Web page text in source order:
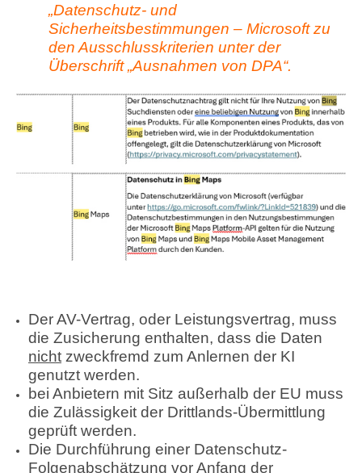
„Datenschutz- und
Sicherheitsbestimmungen – Microsoft zu
den Ausschlusskriterien unter der
Überschrift „Ausnahmen von DPA“.
Der AV-Vertrag, oder Leistungsvertrag, muss
die Zusicherung enthalten, dass die Daten
nicht zweckfremd zum Anlernen der KI
genutzt werden.
bei Anbietern mit Sitz außerhalb der EU muss
die Zulässigkeit der Drittlands-Übermittlung
geprüft werden.
Die Durchführung einer Datenschutz-
Folgenabschätzung vor Anfang der